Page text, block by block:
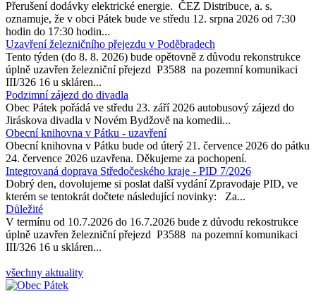
Přerušení dodávky elektrické energie. ČEZ Distribuce, a. s.
oznamuje, že v obci Pátek bude ve středu 12. srpna 2026 od 7:30
hodin do 17:30 hodin...
Uzavření železničního přejezdu v Poděbradech
Tento týden (do 8. 8. 2026) bude opětovně z důvodu rekonstrukce
úplně uzavřen železniční přejezd P3588 na pozemní komunikaci
III/326 16 u skláren...
Podzimní zájezd do divadla
Obec Pátek pořádá ve středu 23. září 2026 autobusový zájezd do
Jiráskova divadla v Novém Bydžově na komedii...
Obecní knihovna v Pátku - uzavření
Obecní knihovna v Pátku bude od úterý 21. července 2026 do pátku
24. července 2026 uzavřena. Děkujeme za pochopení.
Integrovaná doprava Středočeského kraje - PID 7/2026
Dobrý den, dovolujeme si poslat další vydání Zpravodaje PID, ve
kterém se tentokrát dočtete následující novinky: Za...
Důležité
V termínu od 10.7.2026 do 16.7.2026 bude z důvodu rekostrukce
úplně uzavřen železniční přejezd P3588 na pozemní komunikaci
III/326 16 u skláren...
všechny aktuality